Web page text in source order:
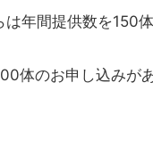
年間提供数を150
体のお申し込みが